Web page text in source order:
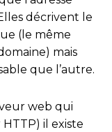
décrivent le
(le même
mais
que l’autre.
web qui
il existe